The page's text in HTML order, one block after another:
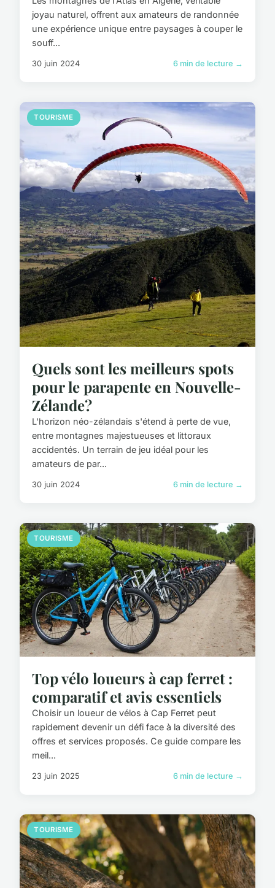
joyau naturel, offrent aux amateurs de randonnée
une expérience unique entre paysages à couper le
souff...
30 juin 2024 6 min de lecture →
TOURISME
Quels sont les meilleurs spots
pour le parapente en Nouvelle-
Zélande?
L'horizon néo-zélandais s'étend à perte de vue,
entre montagnes majestueuses et littoraux
accidentés. Un terrain de jeu idéal pour les
amateurs de par...
30 juin 2024 6 min de lecture →
TOURISME
Top vélo loueurs à cap ferret :
comparatif et avis essentiels
Choisir un loueur de vélos à Cap Ferret peut
rapidement devenir un défi face à la diversité des
offres et services proposés. Ce guide compare les
meil...
23 juin 2025 6 min de lecture →
TOURISME